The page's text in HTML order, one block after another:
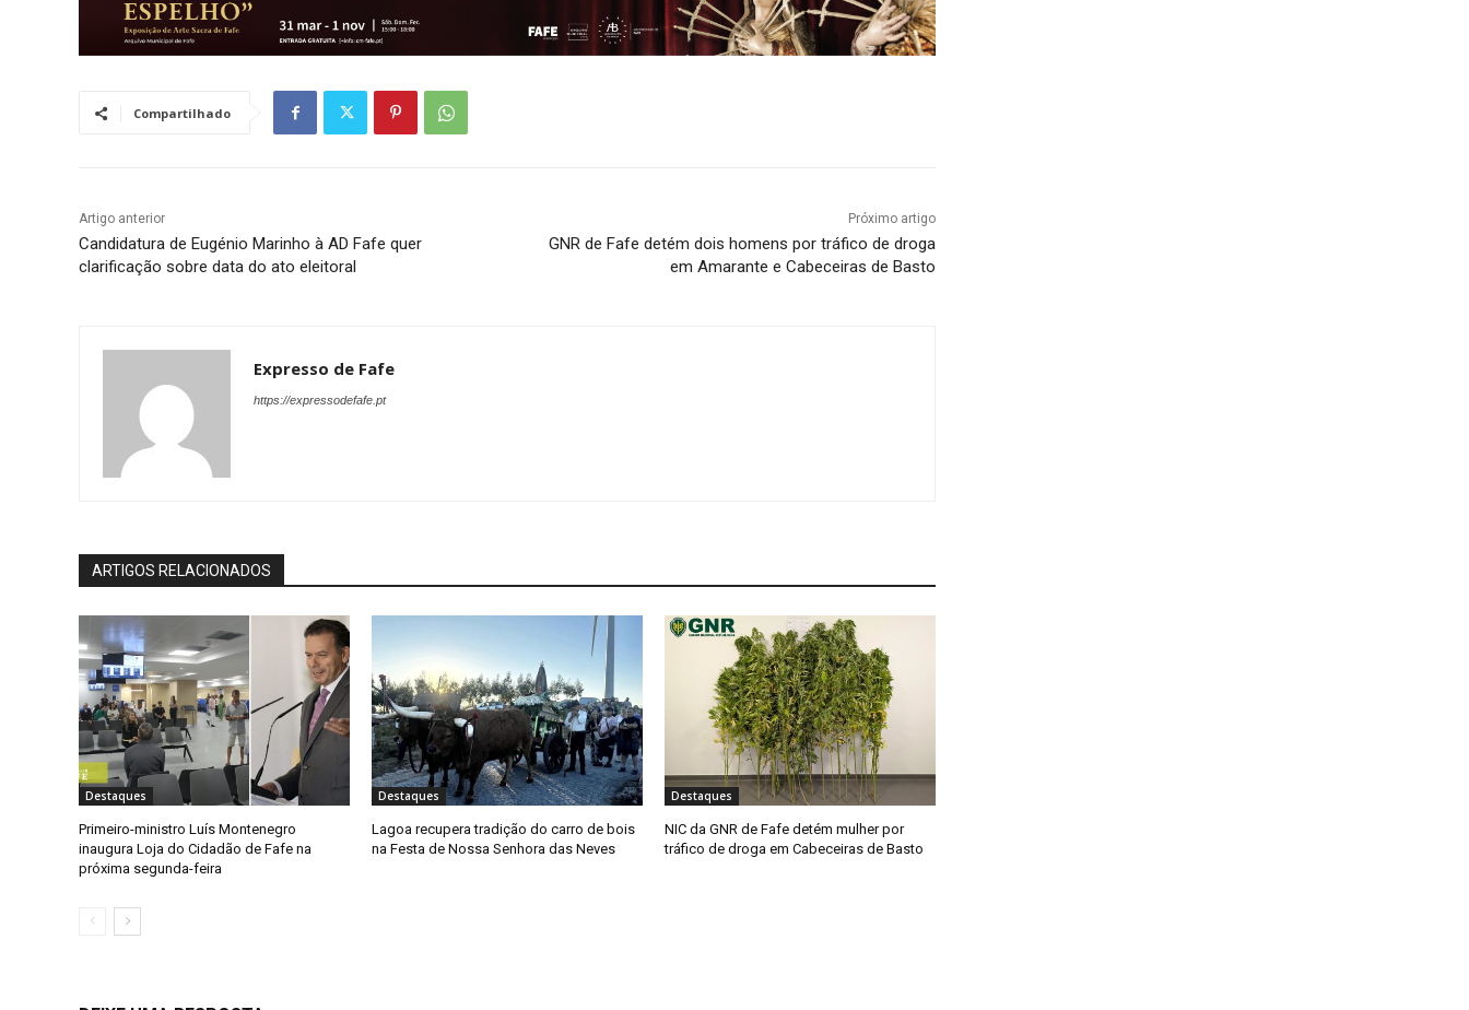
Compartilhado
Artigo anterior
Candidatura de Eugénio Marinho à AD Fafe quer
clarificação sobre data do ato eleitoral
Próximo artigo
GNR de Fafe detém dois homens por tráfico de droga
em Amarante e Cabeceiras de Basto
Expresso de Fafe
https://expressodefafe.pt
ARTIGOS RELACIONADOS
Destaques
Primeiro-ministro Luís Montenegro
inaugura Loja do Cidadão de Fafe na
próxima segunda-feira
Destaques
Lagoa recupera tradição do carro de bois
na Festa de Nossa Senhora das Neves
Destaques
NIC da GNR de Fafe detém mulher por
tráfico de droga em Cabeceiras de Basto